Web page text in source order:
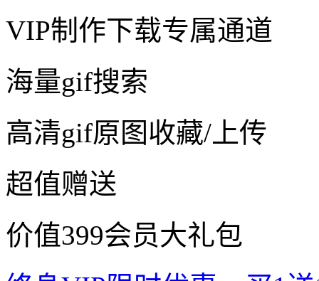
VIP制作下载专属通道
海量gif搜索
高清gif原图收藏/上传
超值赠送
价值399会员大礼包